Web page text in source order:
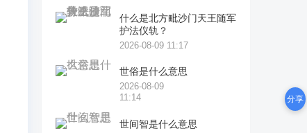
什么是北方毗沙门天王随军
护法仪轨？
2026-08-09 11:17
世俗是什么意思
2026-08-09
11:14
世间智是什么意思
分享